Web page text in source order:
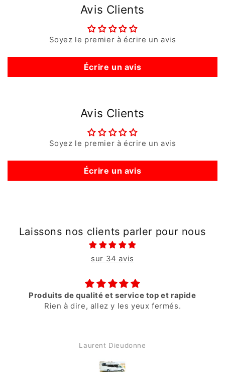
Avis Clients
Soyez le premier à écrire un avis
Écrire un avis
Avis Clients
Soyez le premier à écrire un avis
Écrire un avis
Laissons nos clients parler pour nous
sur 34 avis
top et rapide
super
Consegna velocissima